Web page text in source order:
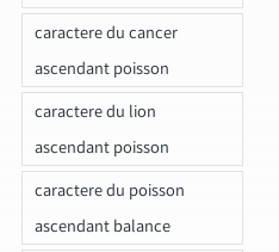
caractere du cancer
ascendant poisson
caractere du lion
ascendant poisson
caractere du poisson
ascendant balance